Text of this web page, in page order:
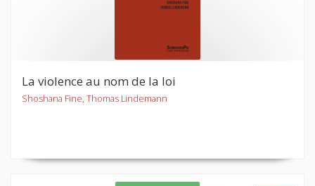
La violence au nom de la loi
Shoshana Fine, Thomas Lindemann